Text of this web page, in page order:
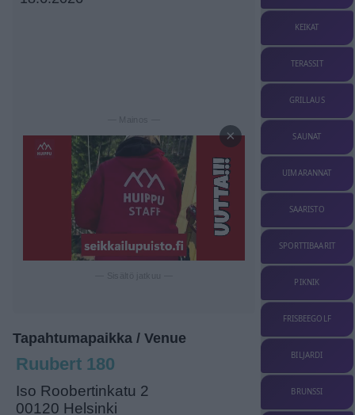
— Mainos —
×
Tapahtumapaikka / Venue
Ruubert 180
Iso Roobertinkatu 2
00120 Helsinki
KEIKAT
TERASSIT
GRILLAUS
SAUNAT
UIMARANNAT
SAARISTO
SPORTTIBAARIT
PIKNIK
FRISBEEGOLF
BILJARDI
BRUNSSI